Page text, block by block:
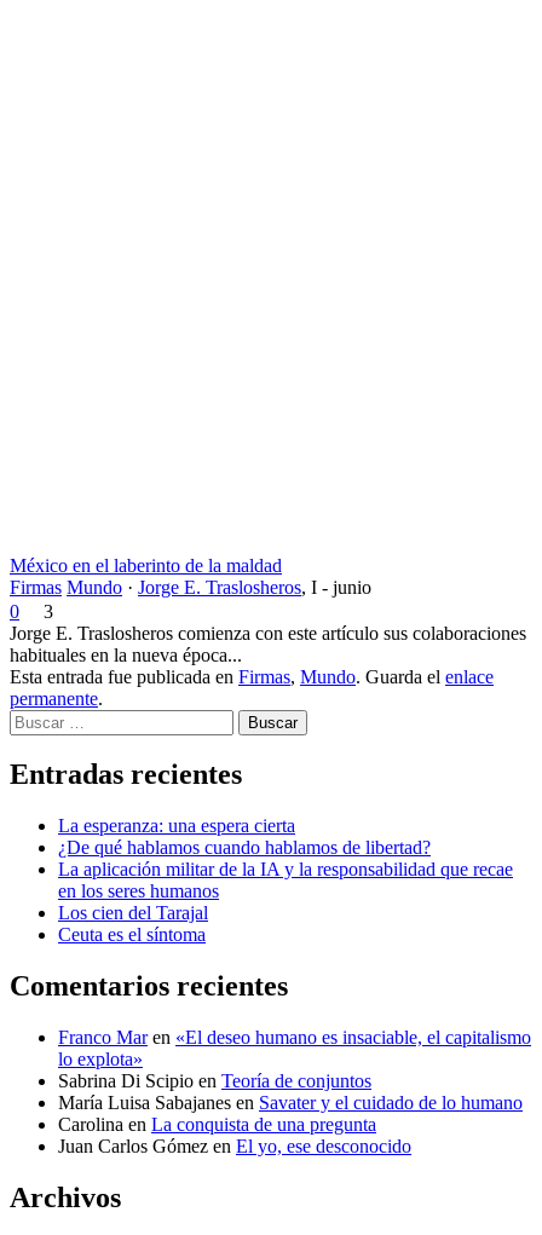
México en el laberinto de la maldad
Firmas Mundo · Jorge E. Traslosheros, I - junio
0
3
Jorge E. Traslosheros comienza con este artículo sus colaboraciones
habituales en la nueva época...
Esta entrada fue publicada en Firmas, Mundo. Guarda el enlace
permanente.
Buscar
Entradas recientes
La esperanza: una espera cierta
¿De qué hablamos cuando hablamos de libertad?
La aplicación militar de la IA y la responsabilidad que recae
en los seres humanos
Los cien del Tarajal
Ceuta es el síntoma
Comentarios recientes
Franco Maren «El deseo humano es insaciable, el capitalismo
lo explota»
Sabrina Di Scipio en Teoría de conjuntos
María Luisa Sabajanes en Savater y el cuidado de lo humano
Carolina en La conquista de una pregunta
Juan Carlos Gómez en El yo, ese desconocido
Archivos